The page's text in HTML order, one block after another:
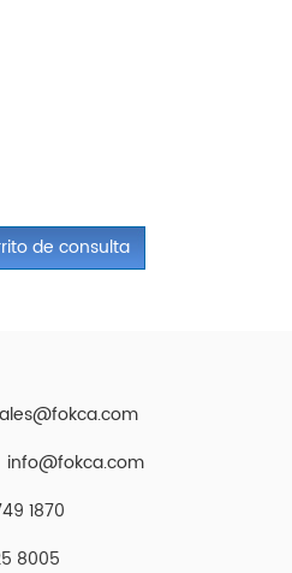
info@fokca.com
1870
8005